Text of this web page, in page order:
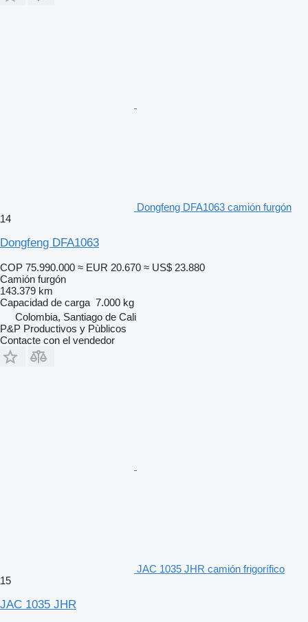
Dongfeng DFA1063 camión furgón
14
Dongfeng DFA1063
COP 75.990.000 ≈ EUR 20.670 ≈ US$ 23.880
Camión furgón
143.379 km
Capacidad de carga 7.000 kg
Colombia, Santiago de Cali
P&P Productivos y Pùblicos
Contacte con el vendedor
JAC 1035 JHR camión frigorífico
15
JAC 1035 JHR